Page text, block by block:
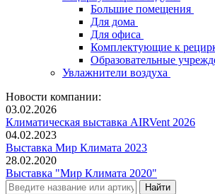
Большие помещения
Для дома
Для офиса
Комплектующие к
Образовательные
Увлажнители воздуха
Новости компании:
03.02.2026
Климатическая выставка AIRVent 2026
04.02.2023
Выставка Мир Климата 2023
28.02.2020
Выставка "Мир Климата 2020"